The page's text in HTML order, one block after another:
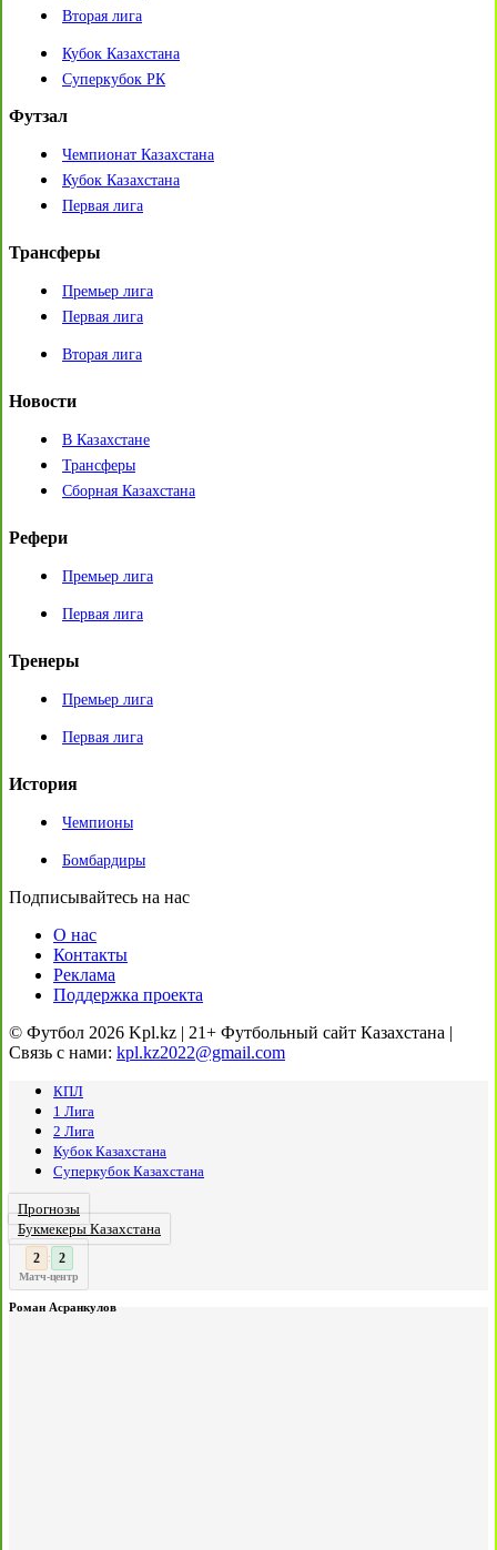
Вторая лига
Кубок Казахстана
Суперкубок РК
Футзал
Чемпионат Казахстана
Кубок Казахстана
Первая лига
Трансферы
Премьер лига
Первая лига
Вторая лига
Новости
В Казахстане
Трансферы
Сборная Казахстана
Рефери
Премьер лига
Первая лига
Тренеры
Премьер лига
Первая лига
История
Чемпионы
Бомбардиры
Подписывайтесь на нас
О нас
Контакты
Реклама
Поддержка проекта
© Футбол 2026 Kpl.kz | 21+ Футбольный сайт Казахстана |
Связь с нами: kpl.kz2022@gmail.com
КПЛ
1 Лига
2 Лига
Кубок Казахстана
Суперкубок Казахстана
Прогнозы
Букмекеры Казахстана
3 : 2
Матч-центр
Роман Асранкулов